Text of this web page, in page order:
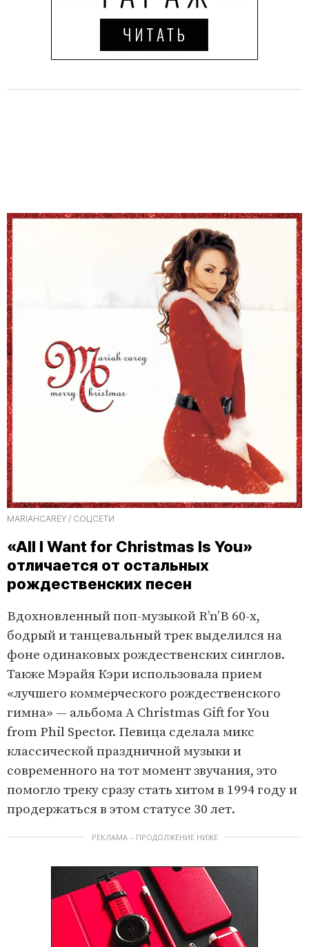
MARIAHCAREY / СОЦСЕТИ
«All I Want for Christmas Is You»
отличается от остальных
рождественских песен
Вдохновленный поп-музыкой R’n’B 60-х,
бодрый и танцевальный трек выделился на
фоне одинаковых рождественских синглов.
Также Мэрайя Кэри использовала прием
«лучшего коммерческого рождественского
гимна» — альбома A Christmas Gift for You
from Phil Spector. Певица сделала микс
классической праздничной музыки и
современного на тот момент звучания, это
помогло треку сразу стать хитом в 1994 году и
продержаться в этом статусе 30 лет.
РЕКЛАМА – ПРОДОЛЖЕНИЕ НИЖЕ